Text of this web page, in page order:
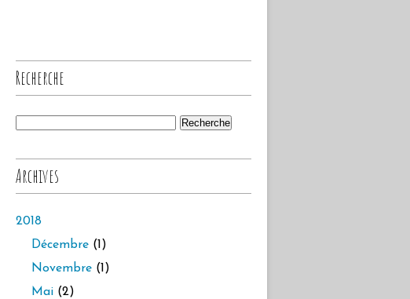
Recherche
Archives
2018
Décembre (1)
Novembre (1)
Mai (2)